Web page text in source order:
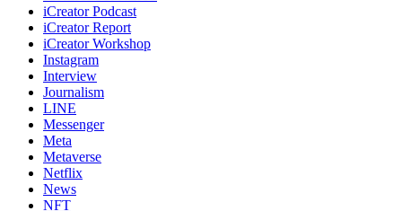
iCreator Podcast
iCreator Report
iCreator Workshop
Instagram
Interview
Journalism
LINE
Messenger
Meta
Metaverse
Netflix
News
NFT